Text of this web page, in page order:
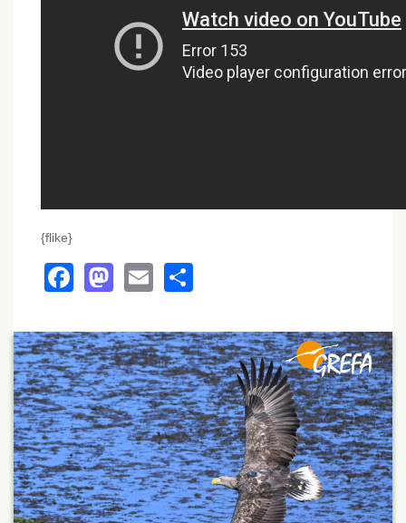
{flike}
Facebook
Mastodon
Email